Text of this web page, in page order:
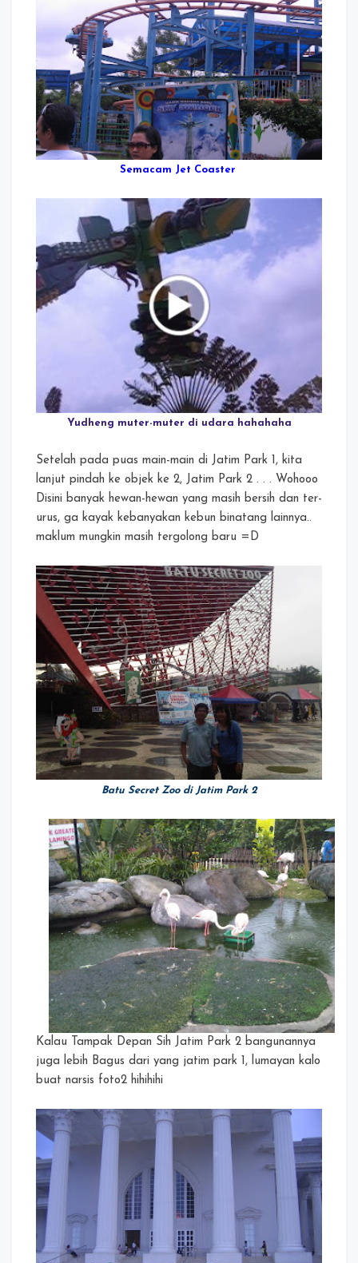
Semacam Jet Coaster
Yudheng muter-muter di udara hahahaha
Setelah pada puas main-main di Jatim Park 1, kita
lanjut pindah ke objek ke 2, Jatim Park 2 . . . Wohooo
Disini banyak hewan-hewan yang masih bersih dan ter-
urus, ga kayak kebanyakan kebun binatang lainnya..
maklum mungkin masih tergolong baru =D
Batu Secret Zoo di Jatim Park 2
Kalau Tampak Depan Sih Jatim Park 2 bangunannya
juga lebih Bagus dari yang jatim park 1, lumayan kalo
buat narsis foto2 hihihihi